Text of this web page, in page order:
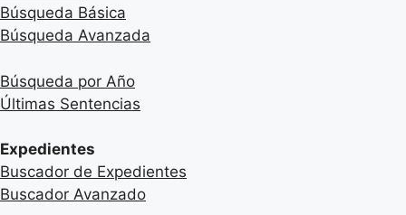
Búsqueda Básica
Búsqueda Avanzada
Búsqueda por Año
Últimas Sentencias
Expedientes
Buscador de Expedientes
Buscador Avanzado